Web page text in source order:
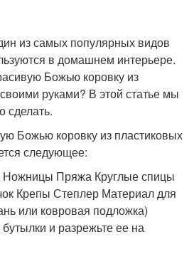
из самых популярных видов
в домашнем интерьере.
Божью коровку из
руками? В этой статье мы
сделать.
Божью коровку из пластиковых
следующее:
Ножницы Пряжа Круглые спицы
Крепы Степлер Материал для
или ковровая подложка)
и разрежьте ее на